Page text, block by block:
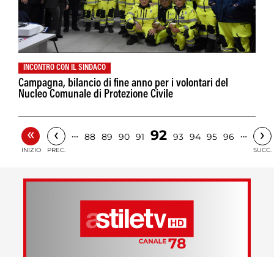
INCONTRO CON IL SINDACO
Campagna, bilancio di fine anno per i volontari del
Nucleo Comunale di Protezione Civile
«
INIZIO
‹
PREC.
… 88 89 90 91 92 93 94 95 96 … ›
SUCC.